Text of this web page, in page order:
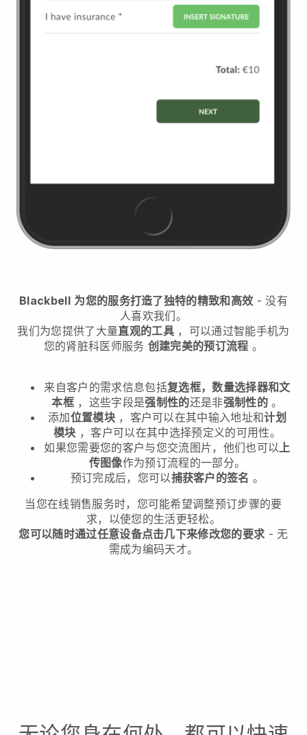
Blackbell 为您的服务打造了独特的精致和高效 - 没有
人喜欢我们。
我们为您提供了大量直观的工具，可以通过智能手机为
您的肾脏科医师服务 创建完美的预订流程 。
来自客户的需求信息包括复选框，数量选择器和文
本框 ，这些字段是强制性的还是非强制性的。
添加位置模块，客户可以在其中输入地址和计划
模块 ，客户可以在其中选择预定义的可用性。
如果您需要您的客户与您交流图片，他们也可以 上
传图像作为预订流程的一部分。
预订完成后，您可以捕获客户的签名 。
当您在线销售服务时，您可能希望调整预订步骤的要
求，以使您的生活更轻松。
您可以随时通过任意设备点击几下来修改您的要求 - 无
需成为编码天才。